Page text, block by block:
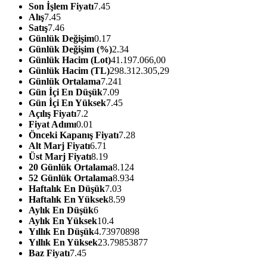
Son İşlem Fiyatı7.45
Alış7.45
Satış7.46
Günlük Değişim0.17
Günlük Değişim (%)2.34
Günlük Hacim (Lot)41.197.066,00
Günlük Hacim (TL)298.312.305,29
Günlük Ortalama7.241
Gün İçi En Düşük7.09
Gün İçi En Yüksek7.45
Açılış Fiyatı7.2
Fiyat Adımı0.01
Önceki Kapanış Fiyatı7.28
Alt Marj Fiyatı6.71
Üst Marj Fiyatı8.19
20 Günlük Ortalama8.124
52 Günlük Ortalama8.934
Haftalık En Düşük7.03
Haftalık En Yüksek8.59
Aylık En Düşük6
Aylık En Yüksek10.4
Yıllık En Düşük4.73970898
Yıllık En Yüksek23.79853877
Baz Fiyatı7.45